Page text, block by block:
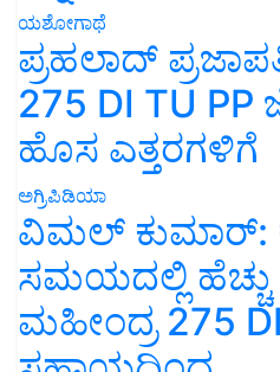
ಯಶೋಗಾಥೆ
ಪ್ರಹಲಾದ್
275 DI TU
ಹೊಸ ಎತ್ತರಗಳಿಗೆ
ಅಗ್ರಿಪಿಡಿಯಾ
ವಿಮಲ್
ಸಮಯದಲ್ಲಿ ಹೆಚ್ಚು
ಮಹೀಂದ್ರ 275